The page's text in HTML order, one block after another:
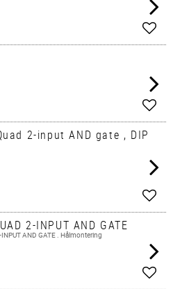
2-input AND gate , DIP
2-INPUT AND GATE
AND GATE . Hålmontering